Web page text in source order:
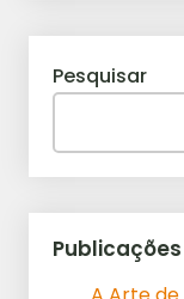
Pesquisar